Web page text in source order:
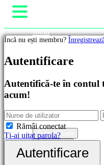
Recomandate
Lansări
noi
Categorii
Jocuri
de
Jocul
Gameplay
Noutăți
Ajutor
Autentificare
Încă nu ești membru?
Autentificare
Autentifică-te în contul
acum!
Rămâi conectat
Ți-ai uitat parola?
Autentificare